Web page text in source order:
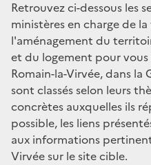
Retrouvez ci-dessous les
ministères en charge de
l'aménagement du
et du logement pour
Romain-la-Virvée, dans la
sont classés selon leurs
concrètes auxquelles ils
possible, les liens
aux informations
Virvée sur le site cible.